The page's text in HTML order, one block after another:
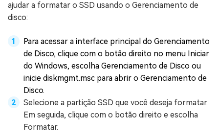
ajudar a formatar o SSD usando o Gerenciamento de
disco:
Para acessar a interface principal do Gerenciamento
de Disco, clique com o botão direito no menu Iniciar
do Windows, escolha Gerenciamento de Disco ou
inicie diskmgmt.msc para abrir o Gerenciamento de
Disco.
Selecione a partição SSD que você deseja formatar.
Em seguida, clique com o botão direito e escolha
Formatar.